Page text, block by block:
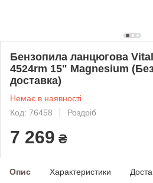
Бензопила ланцюгова
4524rm 15" Magnesium
доставка)
Немає в наявності
Код: 76458
Роздріб
7 269 ₴
Опис Характеристики